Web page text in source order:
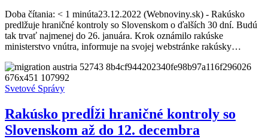
so
Slovenskom
o
ďalší
mesiac,
kontroluje
migrácia
Doba čítania: < 1 minúta23.12.2022 (Webnoviny.sk) - Rakúsko
predlžuje hraničné kontroly so Slovenskom o ďalších 30 dní. Budú
tak trvať najmenej do 26. januára. Krok oznámilo rakúske
ministerstvo vnútra, informuje na svojej webstránke rakúsky…
Svetové Správy
Rakúsko predĺži hraničné kontroly so
Slovenskom až do 12. decembra